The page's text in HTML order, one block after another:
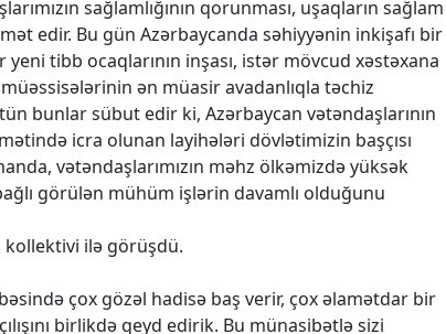
sağlamlığının qorunması, uşaqların sağlam
edir. Bu gün Azərbaycanda səhiyyənin inkişafı bir
tibb ocaqlarının inşası, istər mövcud xəstəxana
ən müasir avadanlıqla təchiz
bunlar sübut edir ki, Azərbaycan vətəndaşlarının
icra olunan layihələri dövlətimizin başçısı
vətəndaşlarımızın məhz ölkəmizdə yüksək
görülən mühüm işlərin davamlı olduğunu
kollektivi ilə görüşdü.
çox gözəl hadisə baş verir, çox əlamətdar bir
birlikdə qeyd edirik. Bu münasibətlə sizi